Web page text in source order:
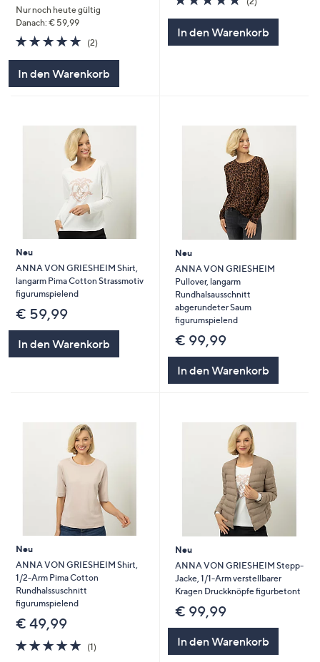
Nur noch heute gültig
Danach: € 59,99
5.0
von
(2)2
In den Warenkorb
von
In den Warenkorb
Neu
ANNA VON GRIESHEIM Shirt,
langarm Pima Cotton Strassmotiv
figurumspielend
€ 59,99
In den Warenkorb
Neu
ANNA VON GRIESHEIM
Pullover, langarm
Rundhalsausschnitt
abgerundeter Saum
figurumspielend
€ 99,99
In den Warenkorb
Neu
ANNA VON GRIESHEIM Shirt,
1/2-Arm Pima Cotton
Rundhalssuschnitt
figurumspielend
€ 49,99
5.0
von
(1)1
Neu
ANNA VON GRIESHEIM Stepp-
Jacke, 1/1-Arm verstellbarer
Kragen Druckknöpfe figurbetont
€ 99,99
In den Warenkorb